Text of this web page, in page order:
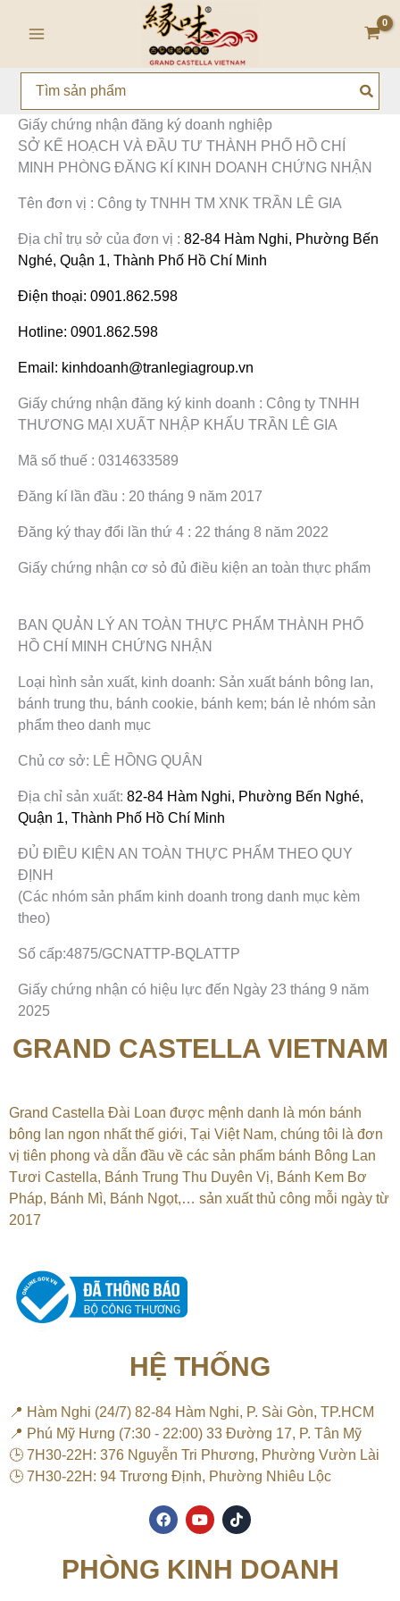
dung
for:
Giấy chứng nhận đăng ký doanh nghiệp
SỞ KẾ HOẠCH VÀ ĐẦU TƯ THÀNH PHỐ HỒ CHÍ
MINH PHÒNG ĐĂNG KÍ KINH DOANH CHỨNG NHẬN
Tên đơn vị : Công ty TNHH TM XNK TRẦN LÊ GIA
Địa chỉ trụ sở của đơn vị : 82-84 Hàm Nghi, Phường Bến
Nghé, Quận 1, Thành Phố Hồ Chí Minh
Điện thoại: 0901.862.598
Hotline: 0901.862.598
Email: kinhdoanh@tranlegiagroup.vn
Giấy chứng nhận đăng ký kinh doanh : Công ty TNHH
THƯƠNG MẠI XUẤT NHẬP KHẨU TRẦN LÊ GIA
Mã số thuế : 0314633589
Đăng kí lần đầu : 20 tháng 9 năm 2017
Đăng ký thay đổi lần thứ 4 : 22 tháng 8 năm 2022
Giấy chứng nhận cơ sỏ đủ điều kiện an toàn thực phẩm
BAN QUẢN LÝ AN TOÀN THỰC PHẨM THÀNH PHỐ
HỒ CHÍ MINH CHỨNG NHẬN
Loại hình sản xuất, kinh doanh: Sản xuất bánh bông lan,
bánh trung thu, bánh cookie, bánh kem; bán lẻ nhóm sản
phẩm theo danh mục
Chủ cơ sở: LÊ HỒNG QUÂN
Địa chỉ sản xuất: 82-84 Hàm Nghi, Phường Bến Nghé,
Quận 1, Thành Phố Hồ Chí Minh
ĐỦ ĐIỀU KIỆN AN TOÀN THỰC PHẨM THEO QUY
ĐỊNH
(Các nhóm sản phẩm kinh doanh trong danh mục kèm
theo)
Số cấp:4875/GCNATTP-BQLATTP
Giấy chứng nhận có hiệu lực đến Ngày 23 tháng 9 năm
2025
GRAND CASTELLA VIETNAM
Grand Castella Đài Loan được mệnh danh là món bánh
bông lan ngon nhất thế giới, Tại Việt Nam, chúng tôi là đơn
vị tiên phong và dẫn đầu về các sản phẩm bánh Bông Lan
Tươi Castella, Bánh Trung Thu Duyên Vị, Bánh Kem Bơ
Pháp, Bánh Mì, Bánh Ngọt,… sản xuất thủ công mỗi ngày từ
2017
HỆ THỐNG
📍 Hàm Nghi (24/7) 82-84 Hàm Nghi, P. Sài Gòn, TP.HCM
📍 Phú Mỹ Hưng (7:30 - 22:00) 33 Đường 17, P. Tân Mỹ
🕒 7H30-22H: 376 Nguyễn Tri Phương, Phường Vườn Lài
🕒 7H30-22H: 94 Trương Định, Phường Nhiêu Lộc
F
a
o
Y
o
u
b
T
i
k
PHÒNG KINH DOANH